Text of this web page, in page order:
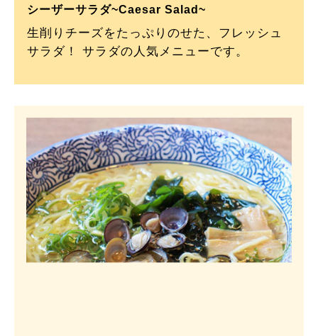
シーザーサラダ~Caesar Salad~
生削りチーズをたっぷりのせた、フレッシュ
サラダ！ サラダの人気メニューです。